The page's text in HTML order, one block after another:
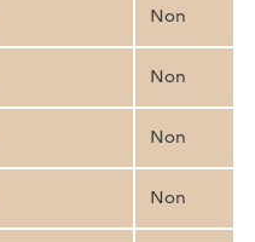
Non
Non
Non
Non